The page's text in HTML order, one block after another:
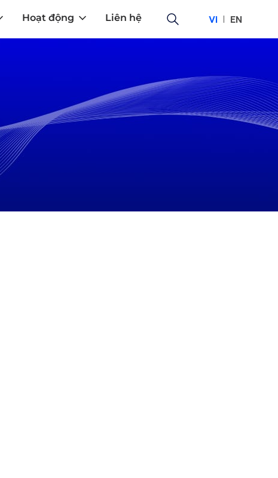
Hoạt động Liên hệ VI EN